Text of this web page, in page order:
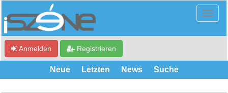
Anmelden Registrieren
Neue Letzten News Suche